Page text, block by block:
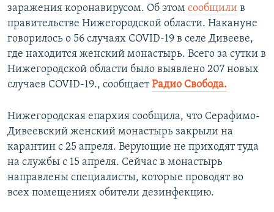
заражения коронавирусом. Об этом сообщили в
правительстве Нижегородской области. Накануне
говорилось о 56 случаях COVID-19 в селе Дивееве,
где находится женский монастырь. Всего за сутки в
Нижегородской области было выявлено 207 новых
случаев COVID-19., сообщаетРадио Свобода.
Нижегородская епархия сообщила, что Серафимо-
Дивеевский женский монастырь закрыли на
карантин с 25 апреля. Верующие не приходят туда
на службы с 15 апреля. Сейчас в монастырь
направлены специалисты, которые проводят во
всех помещениях обители дезинфекцию.